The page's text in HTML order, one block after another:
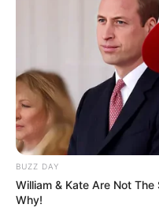
Como Fazer Massa de
Topo de bolo Frozen
BUZZ DAY
William & Kate Are Not
Why!